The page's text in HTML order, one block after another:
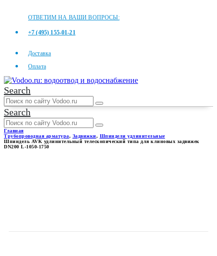
ОТВЕТИМ НА ВАШИ ВОПРОСЫ:
+7 (495) 155-01-21
Доставка
Оплата
Search
Search
Главная
Трубопроводная арматура, Задвижки, Шпиндели удлинительные
Шпиндель AVK удлинительный телескопический типа для клиновых задвижек
DN200 L-1050-1750